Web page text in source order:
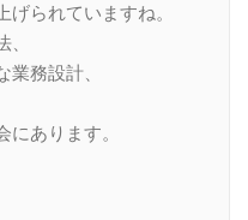
られていますね。
務設計、
あります。